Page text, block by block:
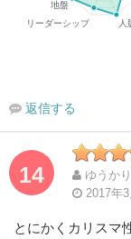
返信する
14
ゆうか
2017年
とにかくカリスマ